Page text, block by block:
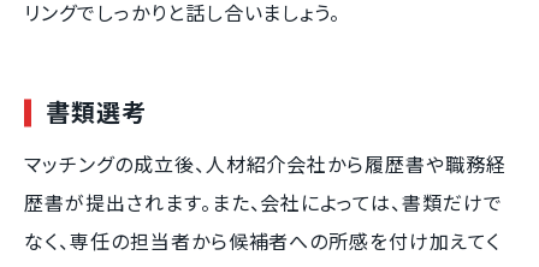
リングでしっかりと話し合いましょう。
書類選考
マッチングの成立後、人材紹介会社から履歴書や職務経
歴書が提出されます。また、会社によっては、書類だけで
なく、専任の担当者から候補者への所感を付け加えてく